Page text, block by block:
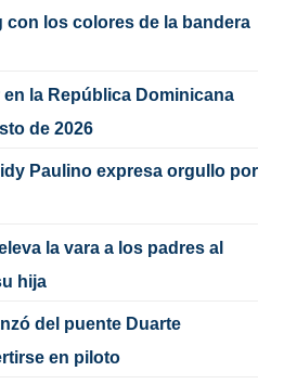
con los colores de la bandera
en la República Dominicana
de 2026
Paulino expresa orgullo por
la vara a los padres al
hija
del puente Duarte
en piloto